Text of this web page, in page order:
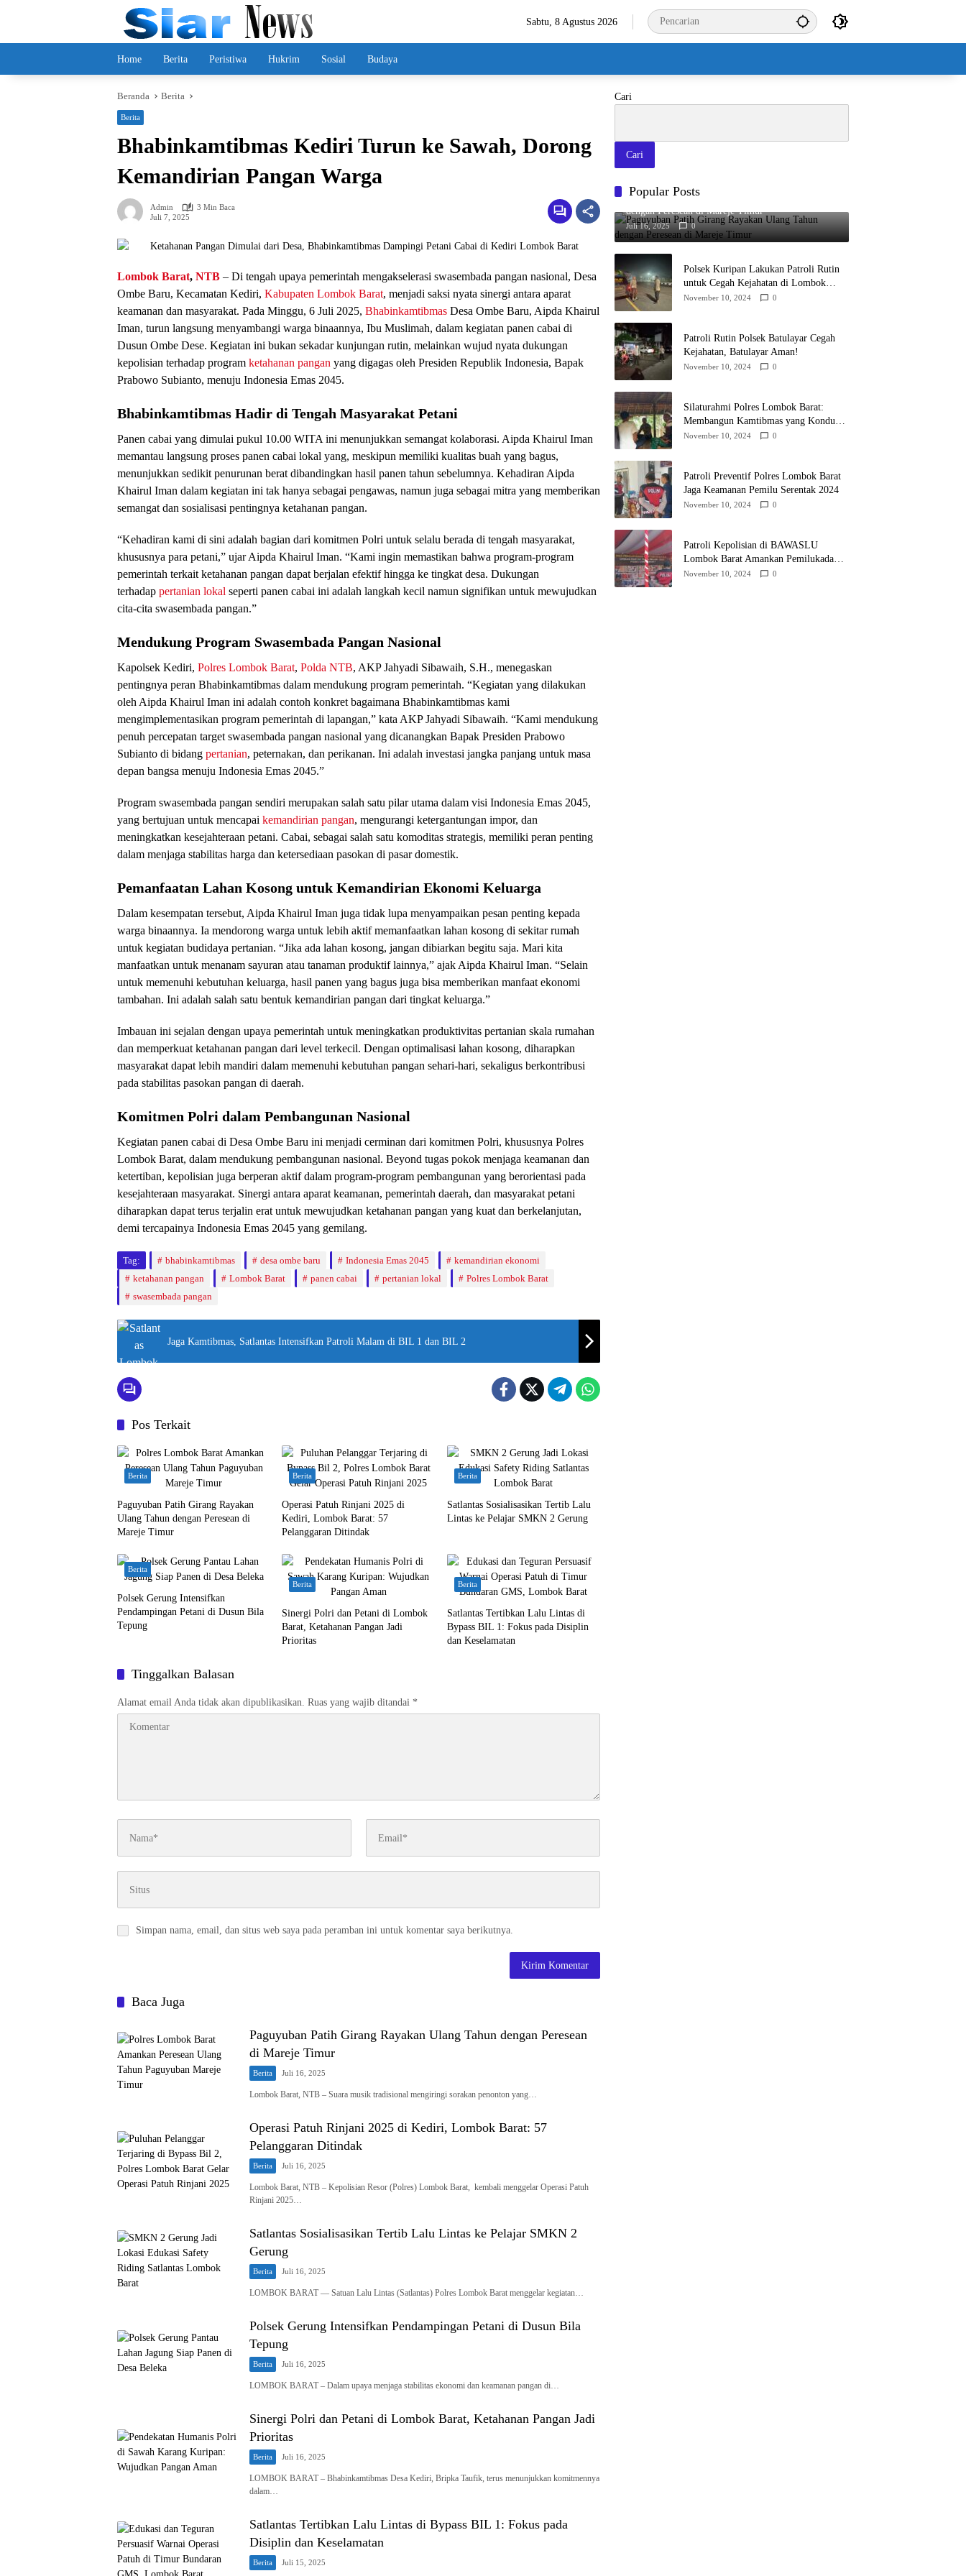
Sabtu, 8 Agustus 2026
Home Berita Peristiwa Hukrim Sosial Budaya
Beranda Berita
Berita
Bhabinkamtibmas Kediri Turun ke Sawah, Dorong
Kemandirian Pangan Warga
Admin
3 Min Baca
Juli 7, 2025
Lombok Barat, NTB – Di tengah upaya pemerintah mengakselerasi swasembada pangan nasional, Desa
Ombe Baru, Kecamatan Kediri, Kabupaten Lombok Barat, menjadi saksi nyata sinergi antara aparat
keamanan dan masyarakat. Pada Minggu, 6 Juli 2025, Bhabinkamtibmas Desa Ombe Baru, Aipda Khairul
Iman, turun langsung menyambangi warga binaannya, Ibu Muslimah, dalam kegiatan panen cabai di
Dusun Ombe Dese. Kegiatan ini bukan sekadar kunjungan rutin, melainkan wujud nyata dukungan
kepolisian terhadap program ketahanan pangan yang digagas oleh Presiden Republik Indonesia, Bapak
Prabowo Subianto, menuju Indonesia Emas 2045.
Bhabinkamtibmas Hadir di Tengah Masyarakat Petani
Panen cabai yang dimulai pukul 10.00 WITA ini menunjukkan semangat kolaborasi. Aipda Khairul Iman
memantau langsung proses panen cabai lokal yang, meskipun memiliki kualitas buah yang bagus,
menunjukkan sedikit penurunan berat dibandingkan hasil panen tahun sebelumnya. Kehadiran Aipda
Khairul Iman dalam kegiatan ini tak hanya sebagai pengawas, namun juga sebagai mitra yang memberikan
semangat dan sosialisasi pentingnya ketahanan pangan.
“Kehadiran kami di sini adalah bagian dari komitmen Polri untuk selalu berada di tengah masyarakat,
khususnya para petani,” ujar Aipda Khairul Iman. “Kami ingin memastikan bahwa program-program
pemerintah terkait ketahanan pangan dapat berjalan efektif hingga ke tingkat desa. Dukungan
terhadap pertanian lokal seperti panen cabai ini adalah langkah kecil namun signifikan untuk mewujudkan
cita-cita swasembada pangan.”
Mendukung Program Swasembada Pangan Nasional
Kapolsek Kediri, Polres Lombok Barat, Polda NTB, AKP Jahyadi Sibawaih, S.H., menegaskan
pentingnya peran Bhabinkamtibmas dalam mendukung program pemerintah. “Kegiatan yang dilakukan
oleh Aipda Khairul Iman ini adalah contoh konkret bagaimana Bhabinkamtibmas kami
mengimplementasikan program pemerintah di lapangan,” kata AKP Jahyadi Sibawaih. “Kami mendukung
penuh percepatan target swasembada pangan nasional yang dicanangkan Bapak Presiden Prabowo
Subianto di bidang pertanian, peternakan, dan perikanan. Ini adalah investasi jangka panjang untuk masa
depan bangsa menuju Indonesia Emas 2045.”
Program swasembada pangan sendiri merupakan salah satu pilar utama dalam visi Indonesia Emas 2045,
yang bertujuan untuk mencapai kemandirian pangan, mengurangi ketergantungan impor, dan
meningkatkan kesejahteraan petani. Cabai, sebagai salah satu komoditas strategis, memiliki peran penting
dalam menjaga stabilitas harga dan ketersediaan pasokan di pasar domestik.
Pemanfaatan Lahan Kosong untuk Kemandirian Ekonomi Keluarga
Dalam kesempatan tersebut, Aipda Khairul Iman juga tidak lupa menyampaikan pesan penting kepada
warga binaannya. Ia mendorong warga untuk lebih aktif memanfaatkan lahan kosong di sekitar rumah
untuk kegiatan budidaya pertanian. “Jika ada lahan kosong, jangan dibiarkan begitu saja. Mari kita
manfaatkan untuk menanam sayuran atau tanaman produktif lainnya,” ajak Aipda Khairul Iman. “Selain
untuk memenuhi kebutuhan keluarga, hasil panen yang bagus juga bisa memberikan manfaat ekonomi
tambahan. Ini adalah salah satu bentuk kemandirian pangan dari tingkat keluarga.”
Imbauan ini sejalan dengan upaya pemerintah untuk meningkatkan produktivitas pertanian skala rumahan
dan memperkuat ketahanan pangan dari level terkecil. Dengan optimalisasi lahan kosong, diharapkan
masyarakat dapat lebih mandiri dalam memenuhi kebutuhan pangan sehari-hari, sekaligus berkontribusi
pada stabilitas pasokan pangan di daerah.
Komitmen Polri dalam Pembangunan Nasional
Kegiatan panen cabai di Desa Ombe Baru ini menjadi cerminan dari komitmen Polri, khususnya Polres
Lombok Barat, dalam mendukung pembangunan nasional. Beyond tugas pokok menjaga keamanan dan
ketertiban, kepolisian juga berperan aktif dalam program-program pembangunan yang berorientasi pada
kesejahteraan masyarakat. Sinergi antara aparat keamanan, pemerintah daerah, dan masyarakat petani
diharapkan dapat terus terjalin erat untuk mewujudkan ketahanan pangan yang kuat dan berkelanjutan,
demi tercapainya Indonesia Emas 2045 yang gemilang.
Tag: bhabinkamtibmas desa ombe baru Indonesia Emas 2045
kemandirian ekonomi
ketahanan pangan
Lombok Barat panen cabai pertanian lokal
Polres Lombok Barat
swasembada pangan
Jaga Kamtibmas, Satlantas Intensifkan Patroli Malam di BIL 1 dan BIL 2
Pos Terkait
Berita
Paguyuban Patih Girang Rayakan
Ulang Tahun dengan Peresean di
Mareje Timur
Berita
Operasi Patuh Rinjani 2025 di
Kediri, Lombok Barat: 57
Pelanggaran Ditindak
Berita
Satlantas Sosialisasikan Tertib Lalu
Lintas ke Pelajar SMKN 2 Gerung
Berita
Polsek Gerung Intensifkan
Pendampingan Petani di Dusun Bila
Tepung
Berita
Sinergi Polri dan Petani di Lombok
Barat, Ketahanan Pangan Jadi
Prioritas
Berita
Satlantas Tertibkan Lalu Lintas di
Bypass BIL 1: Fokus pada Disiplin
dan Keselamatan
Tinggalkan Balasan
Alamat email Anda tidak akan dipublikasikan. Ruas yang wajib ditandai *
Simpan nama, email, dan situs web saya pada peramban ini untuk komentar saya berikutnya.
Baca Juga
Paguyuban Patih Girang Rayakan Ulang Tahun dengan Peresean
di Mareje Timur
Berita Juli 16, 2025
Lombok Barat, NTB – Suara musik tradisional mengiringi sorakan penonton yang…
Operasi Patuh Rinjani 2025 di Kediri, Lombok Barat: 57
Pelanggaran Ditindak
Berita Juli 16, 2025
Lombok Barat, NTB – Kepolisian Resor (Polres) Lombok Barat, kembali menggelar Operasi Patuh
Rinjani 2025…
Satlantas Sosialisasikan Tertib Lalu Lintas ke Pelajar SMKN 2
Gerung
Berita Juli 16, 2025
LOMBOK BARAT — Satuan Lalu Lintas (Satlantas) Polres Lombok Barat menggelar kegiatan…
Polsek Gerung Intensifkan Pendampingan Petani di Dusun Bila
Tepung
Berita Juli 16, 2025
LOMBOK BARAT – Dalam upaya menjaga stabilitas ekonomi dan keamanan pangan di…
Sinergi Polri dan Petani di Lombok Barat, Ketahanan Pangan Jadi
Prioritas
Berita Juli 16, 2025
LOMBOK BARAT – Bhabinkamtibmas Desa Kediri, Bripka Taufik, terus menunjukkan komitmennya
dalam…
Satlantas Tertibkan Lalu Lintas di Bypass BIL 1: Fokus pada
Disiplin dan Keselamatan
Berita Juli 15, 2025
Cari
Cari
Popular Posts
Paguyuban Patih Girang Rayakan Ulang Tahun
dengan Peresean di Mareje Timur
Juli 16, 2025 0
Polsek Kuripan Lakukan Patroli Rutin
untuk Cegah Kejahatan di Lombok
Barat
November 10, 2024 0
Patroli Rutin Polsek Batulayar Cegah
Kejahatan, Batulayar Aman!
November 10, 2024 0
Silaturahmi Polres Lombok Barat:
Membangun Kamtibmas yang Kondusif
untuk Pilkada 2024
November 10, 2024 0
Patroli Preventif Polres Lombok Barat
Jaga Keamanan Pemilu Serentak 2024
November 10, 2024 0
Patroli Kepolisian di BAWASLU
Lombok Barat Amankan Pemilukada
2024
November 10, 2024 0